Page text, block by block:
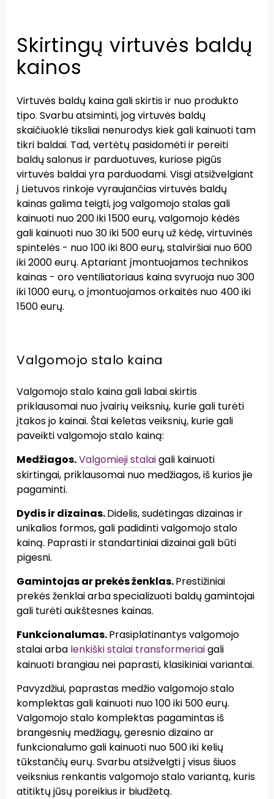
Skirtingų virtuvės baldų
kainos
Virtuvės baldų kaina gali skirtis ir nuo produkto
tipo. Svarbu atsiminti, jog virtuvės baldų
skaičiuoklė tiksliai nenurodys kiek gali kainuoti tam
tikri baldai. Tad, vertėtų pasidomėti ir pereiti
baldų salonus ir parduotuves, kuriose pigūs
virtuvės baldai yra parduodami. Visgi atsižvelgiant
į Lietuvos rinkoje vyraujančias virtuvės baldų
kainas galima teigti, jog valgomojo stalas gali
kainuoti nuo 200 iki 1500 eurų, valgomojo kėdės
gali kainuoti nuo 30 iki 500 eurų už kėdę, virtuvinės
spintelės - nuo 100 iki 800 eurų, stalviršiai nuo 600
iki 2000 eurų. Aptariant įmontuojamos technikos
kainas - oro ventiliatoriaus kaina svyruoja nuo 300
iki 1000 eurų, o įmontuojamos orkaitės nuo 400 iki
1500 eurų.
Valgomojo stalo kaina
Valgomojo stalo kaina gali labai skirtis
priklausomai nuo įvairių veiksnių, kurie gali turėti
įtakos jo kainai. Štai keletas veiksnių, kurie gali
paveikti valgomojo stalo kainą:
Medžiagos.Valgomieji stalaigali kainuoti
skirtingai, priklausomai nuo medžiagos, iš kurios jie
pagaminti.
Dydis ir dizainas.Didelis, sudėtingas dizainas ir
unikalios formos, gali padidinti valgomojo stalo
kainą. Paprasti ir standartiniai dizainai gali būti
pigesni.
Gamintojas ar prekės ženklas.Prestižiniai
prekės ženklai arba specializuoti baldų gamintojai
gali turėti aukštesnes kainas.
Funkcionalumas.Prasiplatinantys valgomojo
stalai arba lenkiški stalai transformeriaigali
kainuoti brangiau nei paprasti, klasikiniai variantai.
Pavyzdžiui, paprastas medžio valgomojo stalo
komplektas gali kainuoti nuo 100 iki 500 eurų.
Valgomojo stalo komplektas pagamintas iš
brangesnių medžiagų, geresnio dizaino ar
funkcionalumo gali kainuoti nuo 500 iki kelių
tūkstančių eurų. Svarbu atsižvelgti į visus šiuos
veiksnius renkantis valgomojo stalo variantą, kuris
atitiktų jūsų poreikius ir biudžetą.